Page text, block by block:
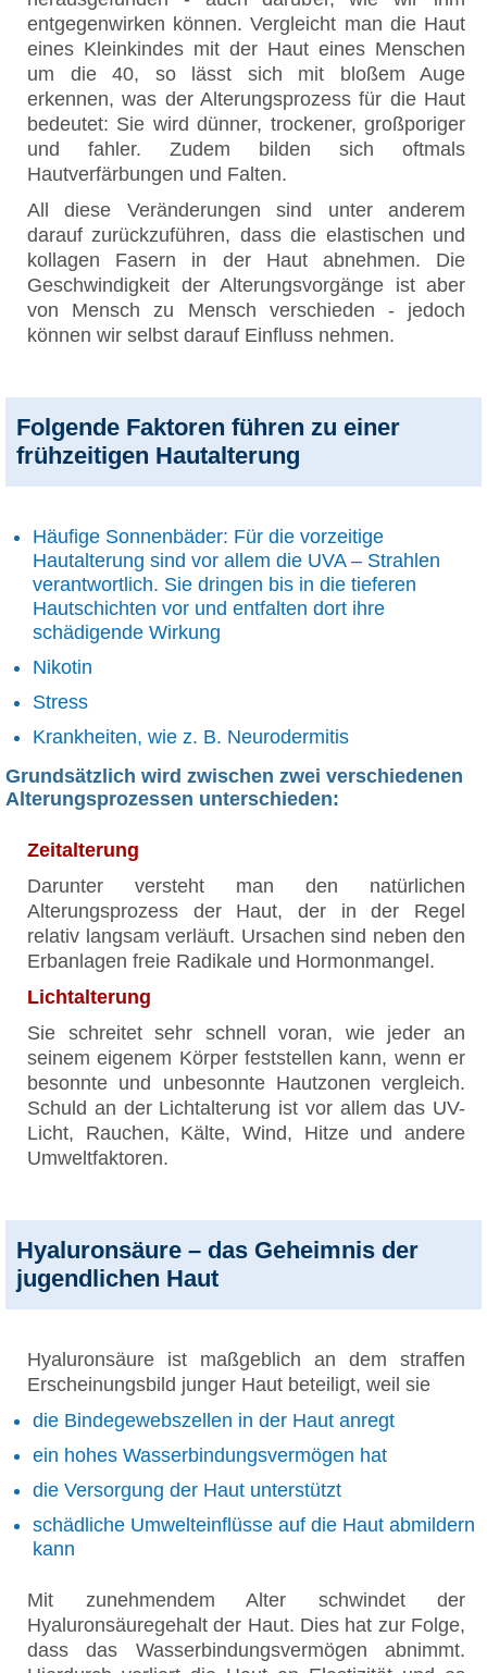
entgegenwirken können. Vergleicht man die Haut
eines Kleinkindes mit der Haut eines Menschen
um die 40, so lässt sich mit bloßem Auge
erkennen, was der Alterungsprozess für die Haut
bedeutet: Sie wird dünner, trockener, großporiger
und fahler. Zudem bilden sich oftmals
Hautverfärbungen und Falten.
All diese Veränderungen sind unter anderem
darauf zurückzuführen, dass die elastischen und
kollagen Fasern in der Haut abnehmen. Die
Geschwindigkeit der Alterungsvorgänge ist aber
von Mensch zu Mensch verschieden - jedoch
können wir selbst darauf Einfluss nehmen.
Folgende Faktoren führen zu einer
frühzeitigen Hautalterung
Häufige Sonnenbäder: Für die vorzeitige
Hautalterung sind vor allem die UVA – Strahlen
verantwortlich. Sie dringen bis in die tieferen
Hautschichten vor und entfalten dort ihre
schädigende Wirkung
Nikotin
Stress
Krankheiten, wie z. B. Neurodermitis
Grundsätzlich wird zwischen zwei verschiedenen
Alterungsprozessen unterschieden:
Zeitalterung
Darunter versteht man den natürlichen
Alterungsprozess der Haut, der in der Regel
relativ langsam verläuft. Ursachen sind neben den
Erbanlagen freie Radikale und Hormonmangel.
Lichtalterung
Sie schreitet sehr schnell voran, wie jeder an
seinem eigenem Körper feststellen kann, wenn er
besonnte und unbesonnte Hautzonen vergleich.
Schuld an der Lichtalterung ist vor allem das UV-
Licht, Rauchen, Kälte, Wind, Hitze und andere
Umweltfaktoren.
Hyaluronsäure – das Geheimnis der
jugendlichen Haut
Hyaluronsäure ist maßgeblich an dem straffen
Erscheinungsbild junger Haut beteiligt, weil sie
die Bindegewebszellen in der Haut anregt
ein hohes Wasserbindungsvermögen hat
die Versorgung der Haut unterstützt
schädliche Umwelteinflüsse auf die Haut abmildern
kann
Mit zunehmendem Alter schwindet der
Hyaluronsäuregehalt der Haut. Dies hat zur Folge,
dass das Wasserbindungsvermögen abnimmt.